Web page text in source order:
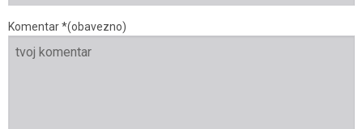
Komentar *(obavezno)